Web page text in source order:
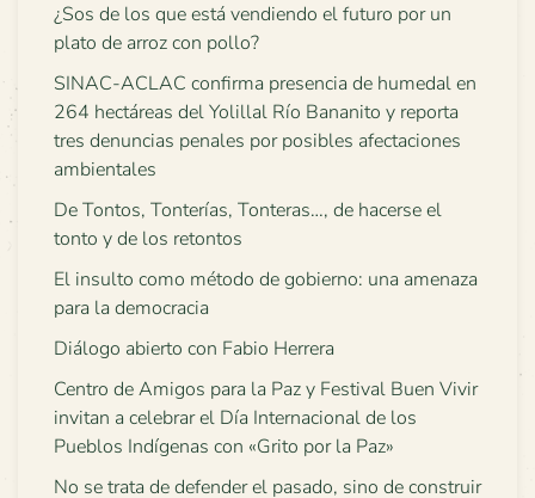
¿Sos de los que está vendiendo el futuro por un
plato de arroz con pollo?
SINAC-ACLAC confirma presencia de humedal en
264 hectáreas del Yolillal Río Bananito y reporta
tres denuncias penales por posibles afectaciones
ambientales
De Tontos, Tonterías, Tonteras…, de hacerse el
tonto y de los retontos
El insulto como método de gobierno: una amenaza
para la democracia
Diálogo abierto con Fabio Herrera
Centro de Amigos para la Paz y Festival Buen Vivir
invitan a celebrar el Día Internacional de los
Pueblos Indígenas con «Grito por la Paz»
No se trata de defender el pasado, sino de construir